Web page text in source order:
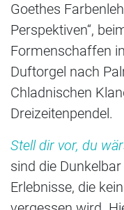
Goethes
Perspektiven“,
Formenschaffen
Duftorgel nach
Chladnischen
Dreizeitenpendel.
Stell dir vor, du
sind die
Erlebnisse, die